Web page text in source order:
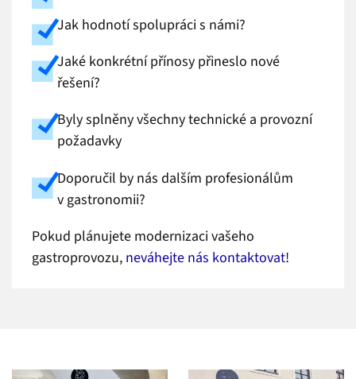
Jak hodnotí spolupráci s námi?
Jaké konkrétní přínosy přineslo nové
řešení?
Byly splněny všechny technické a provozní
požadavky
Doporučil by nás dalším profesionálům
v gastronomii?
Pokud plánujete modernizaci vašeho
gastroprovozu, neváhejte nás kontaktovat!